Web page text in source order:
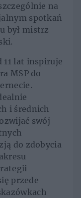
na
spotkań
był mistrz
lat inspiruje
MSP do
i średnich
swój
do zdobycia
przede